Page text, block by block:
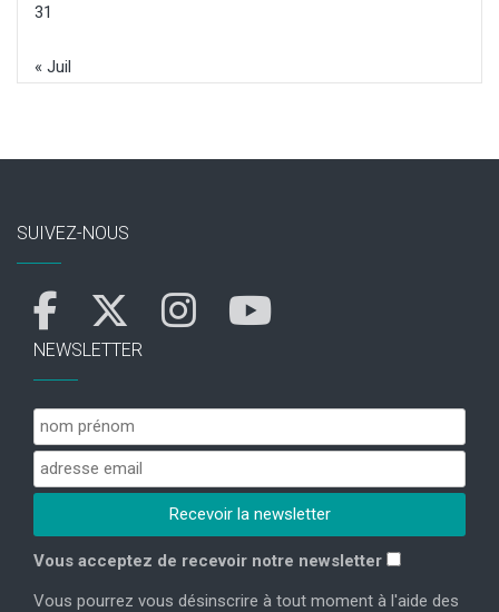
31
« Juil
SUIVEZ-NOUS
NEWSLETTER
Vous acceptez de recevoir notre newsletter
Vous pourrez vous désinscrire à tout moment à l'aide des